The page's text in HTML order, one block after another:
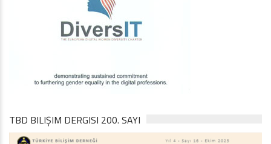
TBD BILIŞIM DERGISI 200. SAYI